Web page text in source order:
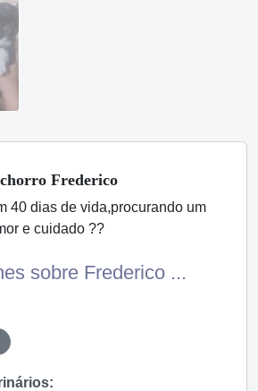
Frederico
40 dias de vida,procurando um
e cuidado ??
sobre Frederico ...